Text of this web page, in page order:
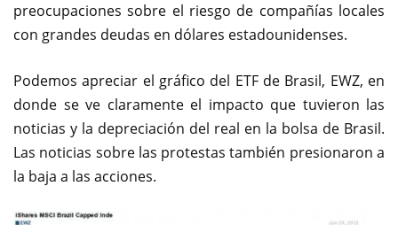
preocupaciones sobre el riesgo de compañías locales
con grandes deudas en dólares estadounidenses.
Podemos apreciar el gráfico del ETF de Brasil, EWZ, en
donde se ve claramente el impacto que tuvieron las
noticias y la depreciación del real en la bolsa de Brasil.
Las noticias sobre las protestas también presionaron a
la baja a las acciones.